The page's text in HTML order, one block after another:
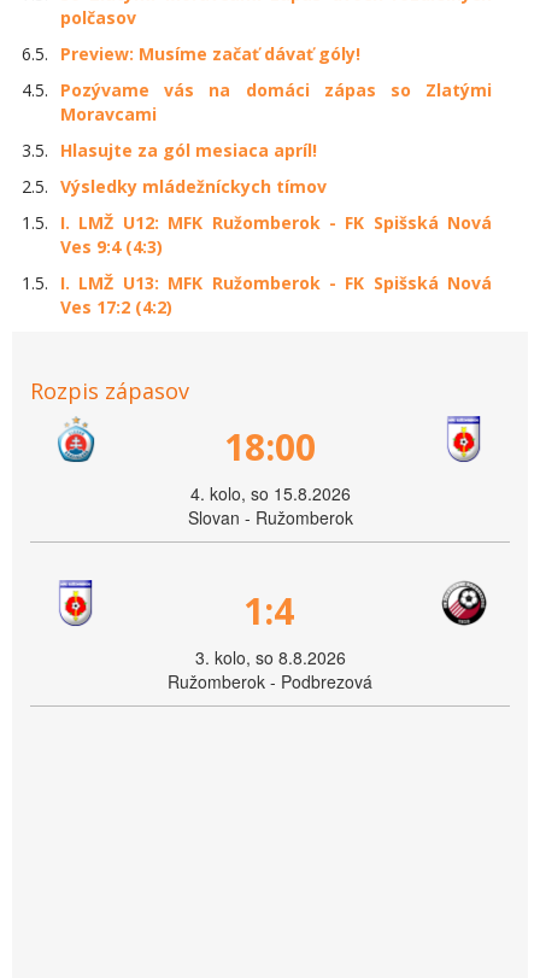
polčasov
6.5.
Preview: Musíme začať dávať góly!
4.5.
Pozývame vás na domáci zápas so Zlatými
Moravcami
3.5.
Hlasujte za gól mesiaca apríl!
2.5. Výsledky mládežníckych tímov
1.5.
I. LMŽ U12: MFK Ružomberok - FK Spišská Nová
Ves 9:4 (4:3)
1.5.
I. LMŽ U13: MFK Ružomberok - FK Spišská Nová
Ves 17:2 (4:2)
Rozpis zápasov
18:00
4. kolo, so 15.8.2026
Slovan - Ružomberok
1:4
3. kolo, so 8.8.2026
Ružomberok - Podbrezová